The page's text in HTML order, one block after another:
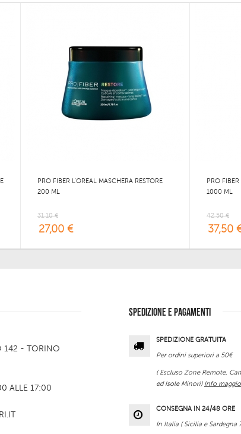
PRO FIBER L'OREAL MASCHERA RESTORE
200 ML
31,10 €
27,00 €
PRO
1000 ML
42,50 €
37,50
142 - TORINO
ALLE 17:00
SPEDIZIONE E PAGAMENTI
SPEDIZIONE GRATUITA
Per ordini superiori a 50€
( Escluso Zone Remote,
ed Isole Minori) Info
CONSEGNA IN 24/48 ORE
In Italia ( Sicilia e Sardegna